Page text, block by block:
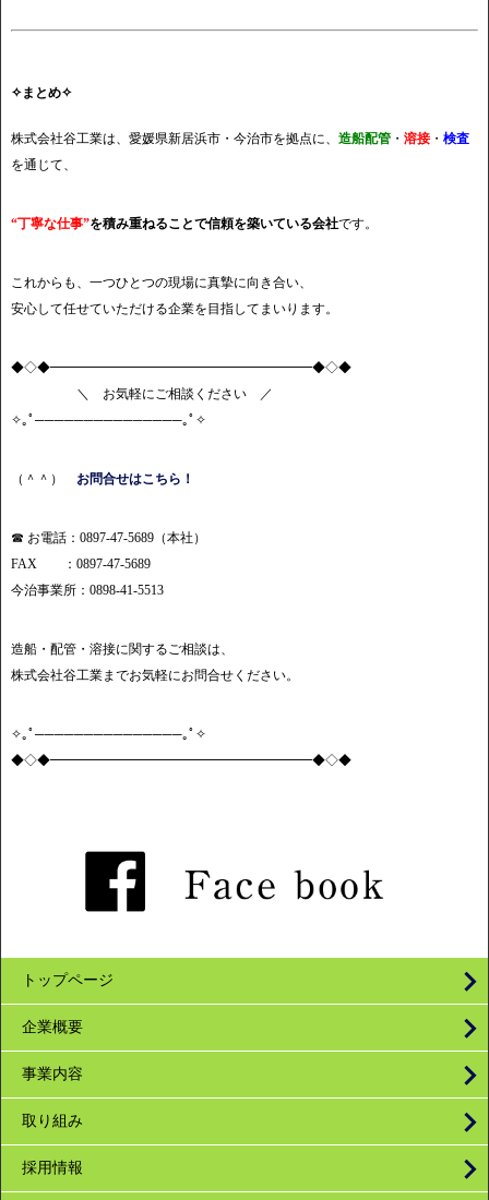
✧まとめ✧
株式会社谷工業は、愛媛県新居浜市・今治市を拠点に、 造船配管 ・ 溶接・ 検査
を通じて、
“丁寧な仕事”を積み重ねることで信頼を築いている会社です。
これからも、一つひとつの現場に真摯に向き合い、
安心して任せていただける企業を目指してまいります。
◆◇◆━━━━━━━━━━━━━━━━━━━━◆◇◆
＼ お気軽にご相談ください ／
✧｡ﾟ───────────────｡ﾟ✧
（＾＾） お問合せはこちら！
☎ お電話：0897-47-5689（本社）
FAX ：0897-47-5689
今治事業所：0898-41-5513
造船・配管・溶接に関するご相談は、
株式会社谷工業までお気軽にお問合せください。
✧｡ﾟ───────────────｡ﾟ✧
◆◇◆━━━━━━━━━━━━━━━━━━━━◆◇◆
トップページ
企業概要
事業内容
取り組み
採用情報